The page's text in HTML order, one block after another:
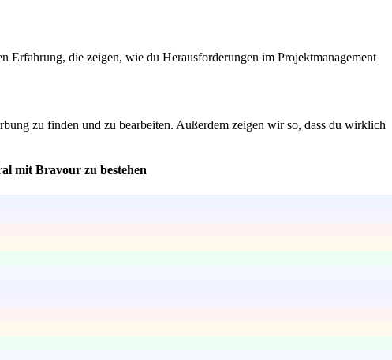
Erfahrung, die zeigen, wie du Herausforderungen im Projektmanagement
zu finden und zu bearbeiten. Außerdem zeigen wir so, dass du wirklich
mit Bravour zu bestehen